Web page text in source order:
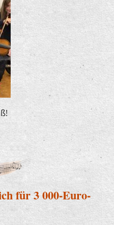
für 3 000-Euro-